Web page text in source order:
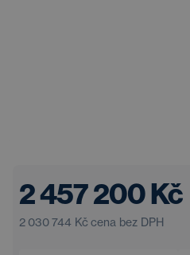
2 457 200 Kč
2 030 744 Kč cena bez DPH